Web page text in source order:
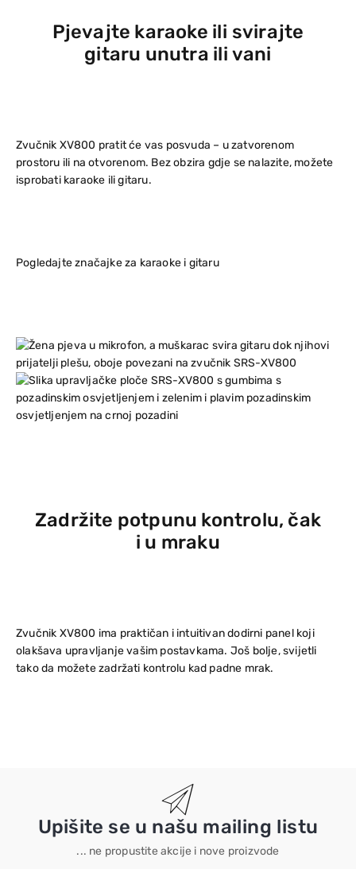
Pjevajte karaoke ili svirajte
gitaru unutra ili vani
Zvučnik XV800 pratit će vas posvuda – u zatvorenom
prostoru ili na otvorenom. Bez obzira gdje se nalazite, možete
isprobati karaoke ili gitaru.
Pogledajte značajke za karaoke i gitaru
Zadržite potpunu kontrolu, čak
i u mraku
Zvučnik XV800 ima praktičan i intuitivan dodirni panel koji
olakšava upravljanje vašim postavkama. Još bolje, svijetli
tako da možete zadržati kontrolu kad padne mrak.
Upišite se u našu mailing listu
... ne propustite akcije i nove proizvode